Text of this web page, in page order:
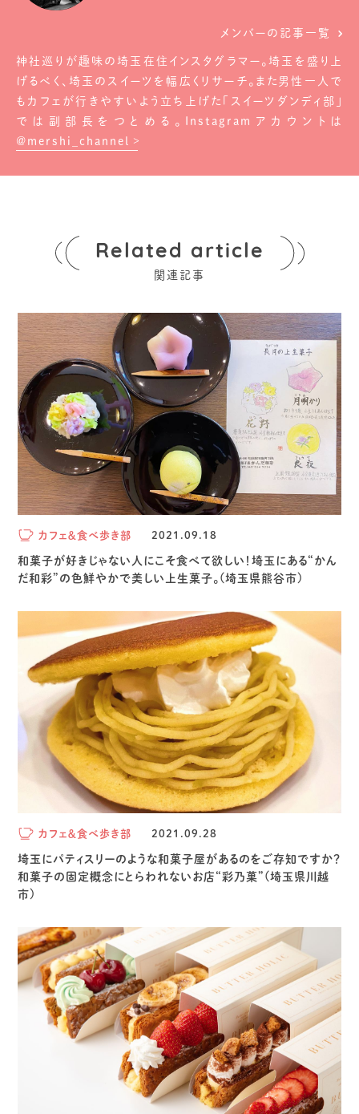
メンバーの記事一覧
神社巡りが趣味の埼玉在住インスタグラマー。埼玉を盛り上
げるべく、埼玉のスイーツを幅広くリサーチ。また男性一人で
もカフェが行きやすいよう立ち上げた「スイーツダンディ部」
では副部長をつとめる。Instagramアカウントは
@mershi_channel
Related article
関連記事
カフェ＆食べ歩き部 2021.09.18
和菓子が好きじゃない人にこそ食べて欲しい！埼玉にある“かん
だ和彩”の色鮮やかで美しい上生菓子。(埼玉県熊谷市)
カフェ＆食べ歩き部 2021.09.28
埼玉にパティスリーのような和菓子屋があるのをご存知ですか？
和菓子の固定概念にとらわれないお店“彩乃菓”(埼玉県川越
市)